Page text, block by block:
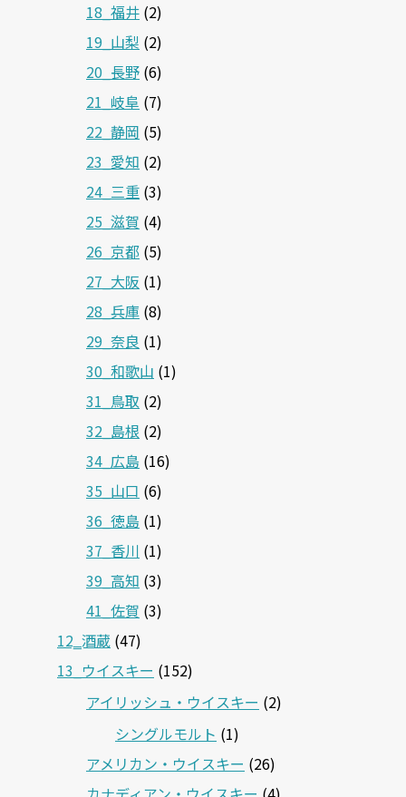
18_福井 (2)
19_山梨 (2)
20_長野 (6)
21_岐阜 (7)
22_静岡 (5)
23_愛知 (2)
24_三重 (3)
25_滋賀 (4)
26_京都 (5)
27_大阪 (1)
28_兵庫 (8)
29_奈良 (1)
30_和歌山 (1)
31_鳥取 (2)
32_島根 (2)
34_広島 (16)
35_山口 (6)
36_徳島 (1)
37_香川 (1)
39_高知 (3)
41_佐賀 (3)
12‗酒蔵 (47)
13_ウイスキー (152)
アイリッシュ・ウイスキー (2)
シングルモルト (1)
アメリカン・ウイスキー (26)